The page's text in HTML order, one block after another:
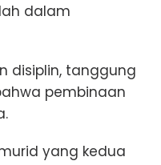
dalam
disiplin, tanggung
pembinaan
yang kedua